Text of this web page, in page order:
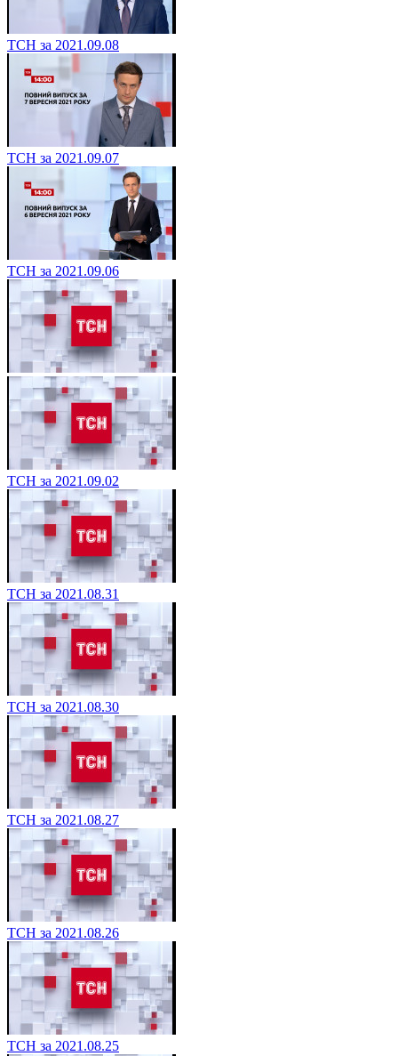
ТСН за 2021.09.08
ТСН за 2021.09.07
ТСН за 2021.09.06
ТСН за 2021.09.02
ТСН за 2021.08.31
ТСН за 2021.08.30
ТСН за 2021.08.27
ТСН за 2021.08.26
ТСН за 2021.08.25